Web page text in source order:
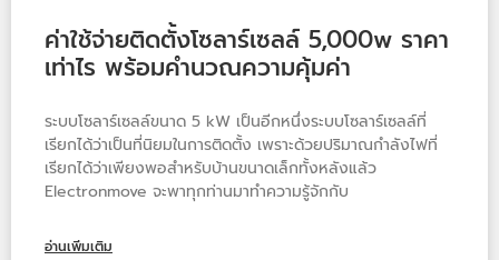
ค่าใช้จ่ายติดตั้งโซลาร์เซลล์ 5,000w ราคา
เท่าไร พร้อมคำนวณความคุ้มค่า
ระบบโซลาร์เซลล์ขนาด 5 kW เป็นอีกหนึ่งระบบโซลาร์เซลล์ที่
เรียกได้ว่าเป็นที่นิยมในการติดตั้ง เพราะด้วยปริมาณกำลังไฟที่
เรียกได้ว่าเพียงพอสำหรับบ้านขนาดเล็กทั้งหลังแล้ว
Electronmove จะพาทุกท่านมาทำความรู้จักกับ
อ่านเพิ่มเติม